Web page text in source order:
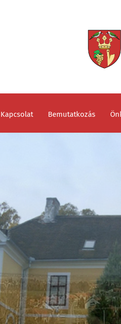
Kapcsolat Bemutatkozás